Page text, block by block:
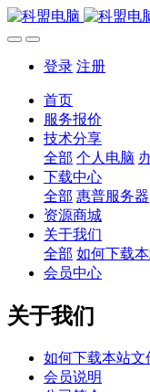
登录 注册
首页
服务报价
技术分享
全部 个人电脑
下载中心
全部 惠普服务器
资源商城
关于我们
全部 如何下载
会员中心
关于我们
如何下载本站文
会员说明